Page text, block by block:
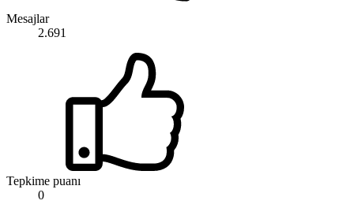
Mesajlar
2.691
Tepkime puanı
0